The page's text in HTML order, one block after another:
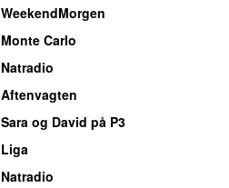
WeekendMorgen
Monte Carlo
Natradio
Aftenvagten
Sara og David på P3
Liga
Natradio